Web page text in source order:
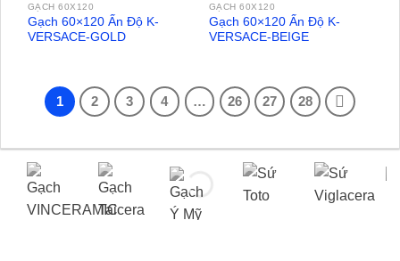
GẠCH 60X120
Gạch 60×120 Ấn Độ K-
VERSACE-GOLD
GẠCH 60X120
Gạch 60×120 Ấn Độ K-
VERSACE-BEIGE
1 2 3 4 … 26 27 28